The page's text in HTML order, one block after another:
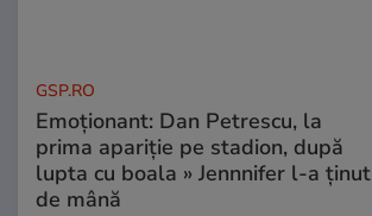
GSP.RO
Emoționant: Dan Petrescu, la
prima apariție pe stadion, după
lupta cu boala » Jennnifer l-a ținut
de mână